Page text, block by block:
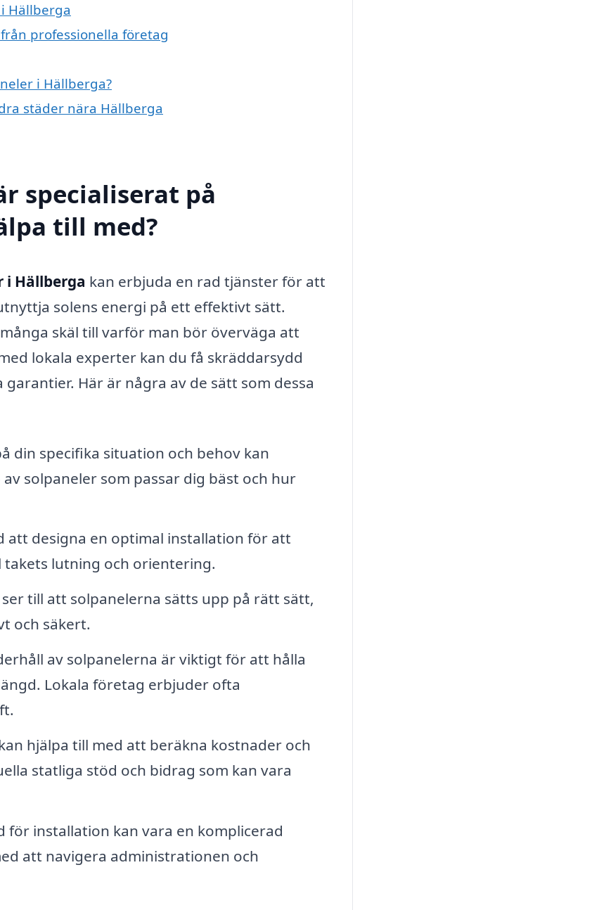
Hällberga
professionella företag
i Hällberga?
städer nära Hällberga
specialiserat på
till med?
i Hällberga kan erbjuda en rad tjänster för att
solens energi på ett effektivt sätt.
skäl till varför man bör överväga att
lokala experter kan du få skräddarsydd
Här är några av de sätt som dessa
din specifika situation och behov kan
solpaneler som passar dig bäst och hur
att designa en optimal installation för att
lutning och orientering.
till att solpanelerna sätts upp på rätt sätt,
och säkert.
av solpanelerna är viktigt för att hålla
Lokala företag erbjuder ofta
hjälpa till med att beräkna kostnader och
statliga stöd och bidrag som kan vara
för installation kan vara en komplicerad
att navigera administrationen och